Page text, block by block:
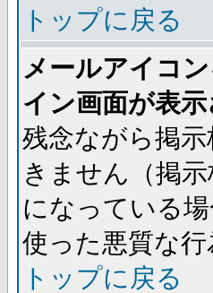
トップに戻る
メールアイコ
イン画面が表示
残念ながら掲
きません（掲
になっている
使った悪質な
トップに戻る